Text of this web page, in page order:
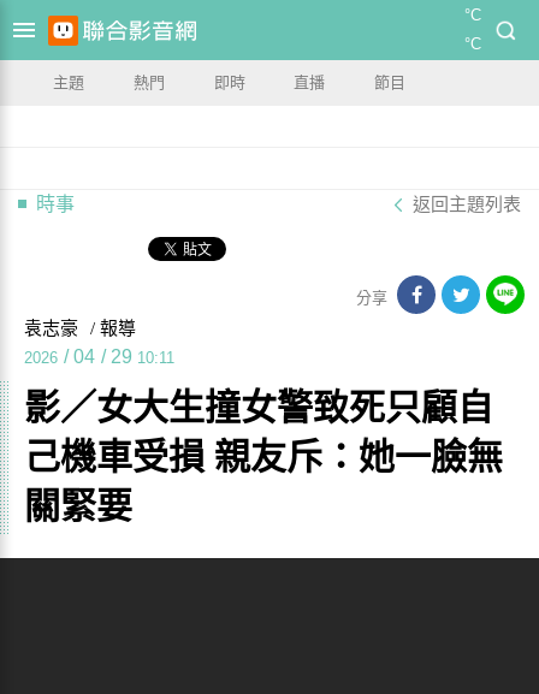
°C
°C
主題 熱門 即時 直播 節目
時事 返回主題列表
分享
袁志豪 / 報導
2026 / 04 / 29 10:11
影／女大生撞女警致死只顧自
己機車受損 親友斥：她一臉無
關緊要